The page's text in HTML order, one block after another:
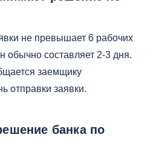
не превышает 6 рабочих
обычно составляет 2-3 дня.
заемщику
отправки заявки.
банка по